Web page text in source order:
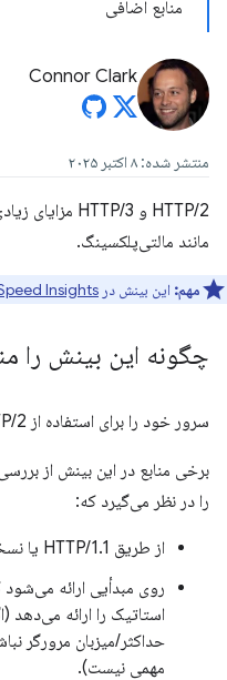
منابع اضافی
Connor Clark
منتشر شده: ۸ اکتبر ۲۰۲۵
مانند مالتی‌پلکسینگ.
مهم: این بینش در ​​Insights
چگونه این بینش را
سرور خود را برای استفاده از HTTP/2 یا HTTP/3 پیکربندی کنید.
برخی منابع در این بینش از
را در نظر می‌گیرد که:
از طریق HTTP/1.1 یا نسخه‌های قدیمی‌تر ارائه می‌شود.
استاتیک را ارائه می‌دهد
حداکثر/میزبان مرورگر
مهمی نیست).